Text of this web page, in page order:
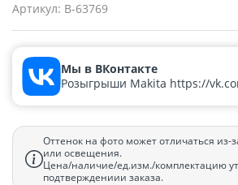
Артикул: B-63769
Мы в ВКонтакте
Розыгрыши Makita https://
Оттенок на фото может отличаться из-
или освещения.
Цена/наличие/ед.изм./комплектацию
подтверждениии заказа.